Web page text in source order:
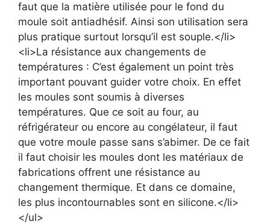
faut que la matière utilisée pour le fond du
moule soit antiadhésif. Ainsi son utilisation sera
plus pratique surtout lorsqu’il est souple.</li>
<li>La résistance aux changements de
températures : C’est également un point très
important pouvant guider votre choix. En effet
les moules sont soumis à diverses
températures. Que ce soit au four, au
réfrigérateur ou encore au congélateur, il faut
que votre moule passe sans s’abimer. De ce fait
il faut choisir les moules dont les matériaux de
fabrications offrent une résistance au
changement thermique. Et dans ce domaine,
les plus incontournables sont en silicone.</li>
</ul>